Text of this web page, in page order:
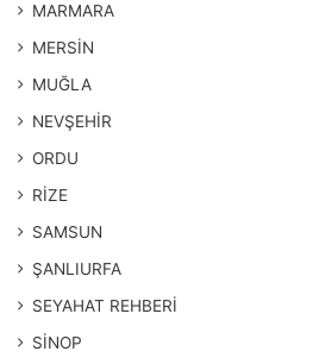
MARMARA
MERSİN
MUĞLA
NEVŞEHİR
ORDU
RİZE
SAMSUN
ŞANLIURFA
SEYAHAT REHBERİ
SİNOP